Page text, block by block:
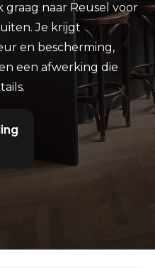
naar Reusel voor
Je krijgt
en bescherming,
een afwerking die